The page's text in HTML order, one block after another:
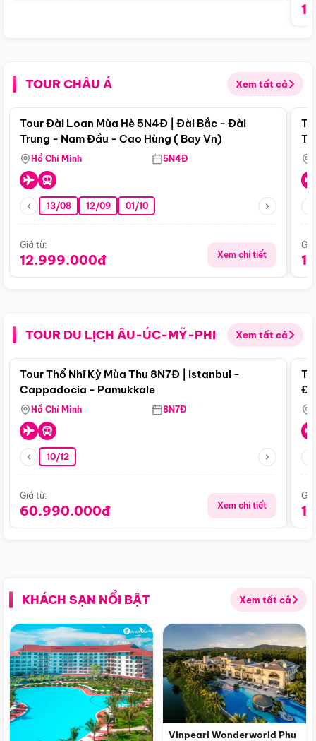
TOUR CHÂU Á Xem tất cả
Điểm nổi bật
Tour Đài Loan Mùa Hè 5N4Đ | Đài Bắc - Đài
Trung - Nam Đầu - Cao Hùng ( Bay Vn)
Hồ Chí Minh 5N4Đ
13/08 12/09 01/10
Giá từ:
12.999.000đ Xem chi tiết
TOUR DU LỊCH ÂU-ÚC-MỸ-PHI Xem tất cả
Điểm nổi bật
Tour Thổ Nhĩ Kỳ Mùa Thu 8N7Đ | Istanbul -
Cappadocia - Pamukkale
Hồ Chí Minh 8N7Đ
10/12
Giá từ:
60.990.000đ Xem chi tiết
KHÁCH SẠN NỔI BẬT Xem tất cả
Vinpearl Wonderworld Phu